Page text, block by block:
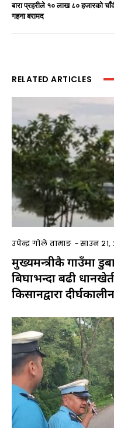
बारा प्रहरीले १० लाख ८० हजारको
गहना बरामद
RELATED ARTICLES
उपेन्द्र गोले तामाङ -साउन २१,
मुख्यमन्त्रीकै गाउँमा
बिघाभन्दा बढी
किसानद्वारा